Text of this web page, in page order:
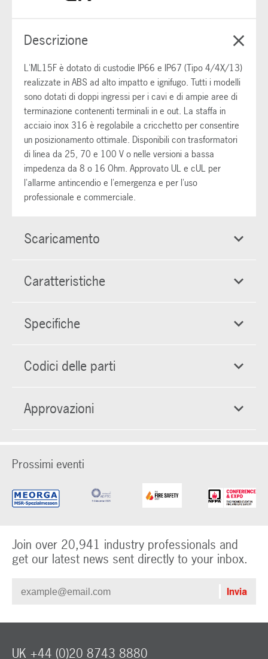
Descrizione
L'ML15F è dotato di custodie IP66 e IP67 (Tipo 4/4X/13)
realizzate in ABS ad alto impatto e ignifugo. Tutti i modelli
sono dotati di doppi ingressi per i cavi e di ampie aree di
terminazione contenenti terminali in e out. La staffa in
acciaio inox 316 è regolabile a cricchetto per consentire
un posizionamento ottimale. Disponibili con trasformatori
di linea da 25, 70 e 100 V o nelle versioni a bassa
impedenza da 8 o 16 Ohm. Approvato UL e cUL per
l'allarme antincendio e l'emergenza e per l'uso
professionale e commerciale.
Scaricamento
Caratteristiche
Specifiche
Codici delle parti
Approvazioni
Prossimi eventi
Join over 20,941 industry professionals and
get our latest news sent directly to your inbox.
UK +44 (0)20 8743 8880